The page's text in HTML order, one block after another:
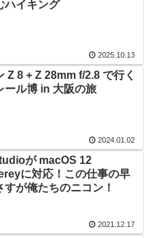
ハイキング
2025.10.13
Z 8 + Z 28mm f/2.8 で行く
ール博 in 大阪の旅
2024.01.02
が macOS 12
に対応！この仕事の早
すが俺たちのニコン！
2021.12.17